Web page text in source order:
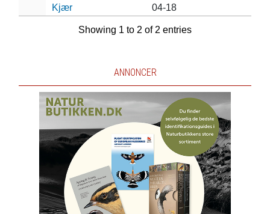
Kjær
04-18
Showing 1 to 2 of 2 entries
ANNONCER